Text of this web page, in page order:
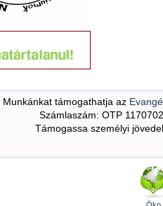
Munkánkat támogathatja az
Számlaszám: OTP
Támogassa személyi